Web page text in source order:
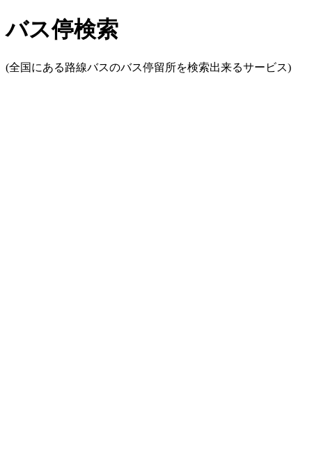
バス停検索
(全国にある路線バスのバス停留所を検索出来るサービス)